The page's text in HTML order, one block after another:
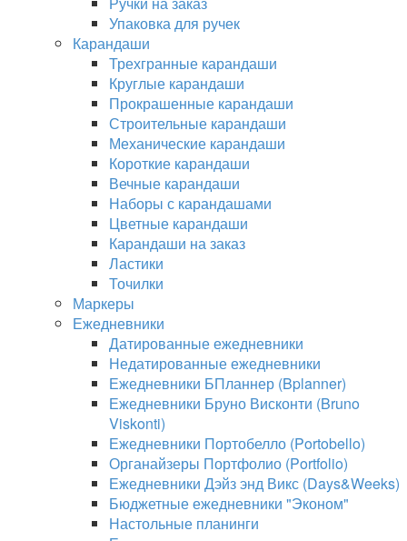
Упаковка для ручек
Карандаши
Трехгранные карандаши
Круглые карандаши
Прокрашенные карандаши
Строительные карандаши
Механические карандаши
Короткие карандаши
Вечные карандаши
Наборы с карандашами
Цветные карандаши
Карандаши на заказ
Ластики
Точилки
Маркеры
Ежедневники
Датированные ежедневники
Недатированные ежедневники
Ежедневники БПланнер (Bplanner)
Ежедневники Бруно Висконти (Bruno
Viskonti)
Ежедневники Портобелло (Portobello)
Органайзеры Портфолио (Portfolio)
Ежедневники Дэйз энд Викс (Days&Weeks)
Бюджетные ежедневники "Эконом"
Настольные планинги